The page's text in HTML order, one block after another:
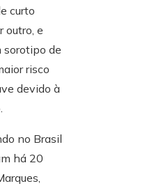
curto
outro, e
sorotipo de
risco
devido à
no Brasil
há 20